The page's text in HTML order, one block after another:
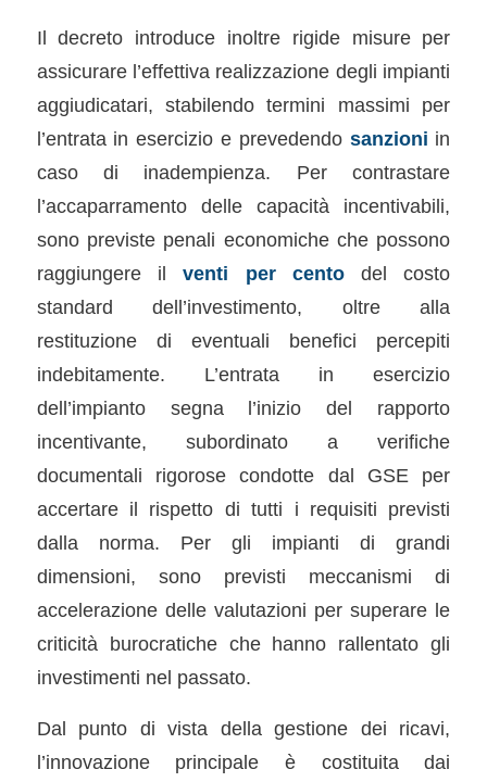
Il decreto introduce inoltre rigide misure per
assicurare l’effettiva realizzazione degli impianti
aggiudicatari, stabilendo termini massimi per
l’entrata in esercizio e prevedendo sanzioni in
caso di inadempienza. Per contrastare
l’accaparramento delle capacità incentivabili,
sono previste penali economiche che possono
raggiungere ilventi per centodel costo
standard dell’investimento, oltre alla
restituzione di eventuali benefici percepiti
indebitamente. L’entrata in esercizio
dell’impianto segna l’inizio del rapporto
incentivante, subordinato a verifiche
documentali rigorose condotte dal GSE per
accertare il rispetto di tutti i requisiti previsti
dalla norma. Per gli impianti di grandi
dimensioni, sono previsti meccanismi di
accelerazione delle valutazioni per superare le
criticità burocratiche che hanno rallentato gli
investimenti nel passato.
Dal punto di vista della gestione dei ricavi,
l’innovazione principale è costituita dai